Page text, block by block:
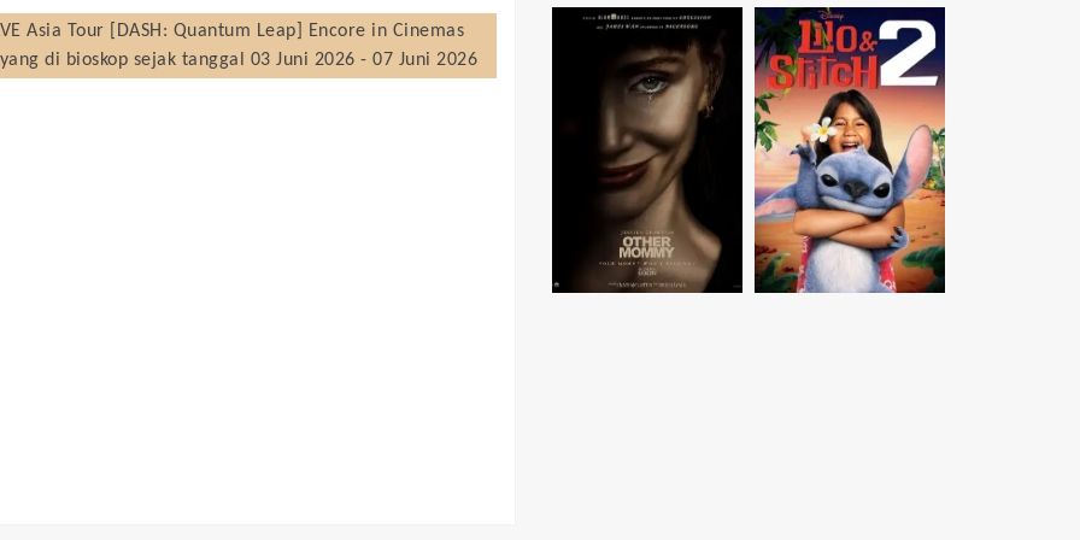
Asia Tour [DASH: Quantum Leap] Encore in Cinemas
di bioskop sejak tanggal 03 Juni 2026 - 07 Juni 2026